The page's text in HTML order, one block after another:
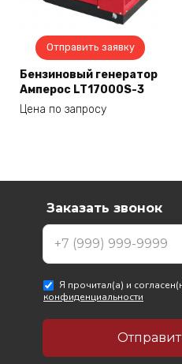
Отправить заявку
Бензиновый генератор
Амперос LT17000S-3
Цена по запросу